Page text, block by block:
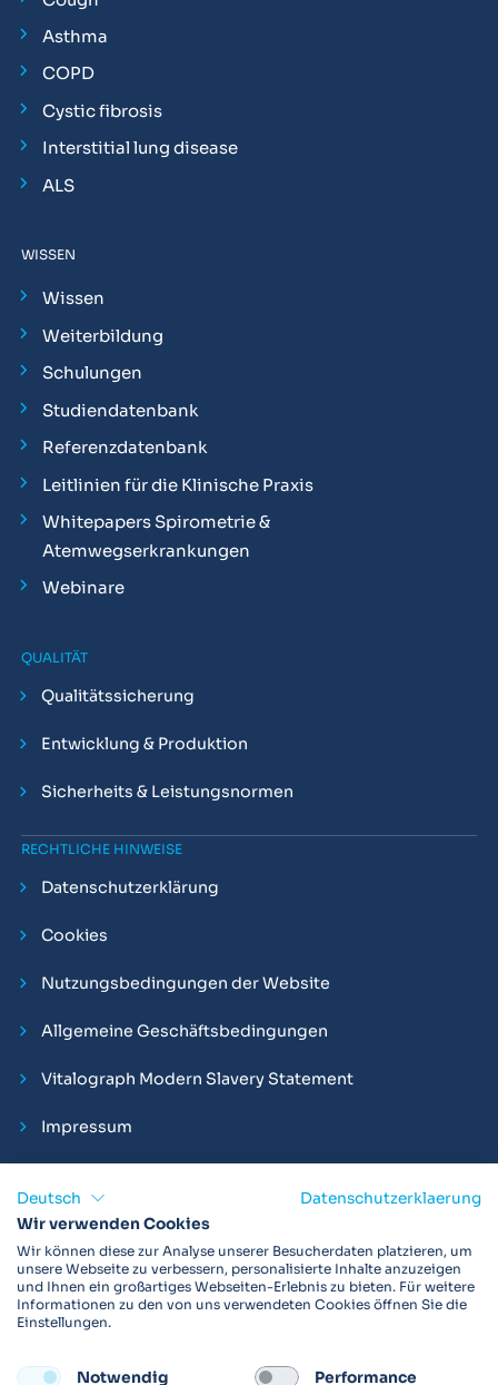
Asthma
COPD
Cystic fibrosis
Interstitial lung disease
ALS
WISSEN
Wissen
Weiterbildung
Schulungen
Studiendatenbank
Referenzdatenbank
Leitlinien für die Klinische Praxis
Whitepapers Spirometrie &
Atemwegserkrankungen
Webinare
QUALITÄT
Qualitätssicherung
Entwicklung & Produktion
Sicherheits & Leistungsnormen
RECHTLICHE HINWEISE
Datenschutzerklärung
Cookies
Nutzungsbedingungen der Website
Allgemeine Geschäftsbedingungen
Vitalograph Modern Slavery Statement
Impressum
Vitalograph ist ein internationaler Hersteller von Spirometern,
EKGs und Bakterien-Viren-Filtern zur sicheren
Lungenfunktionsdiagnostik. Darüber hinaus sind wir weltweit
als Technologie- und Service-Provider für klinische
Deutsch
Datenschutzerklaerung
Wir verwenden Cookies
Wir können diese zur Analyse unserer Besucherdaten platzieren, um
unsere Webseite zu verbessern, personalisierte Inhalte anzuzeigen
und Ihnen ein großartiges Webseiten-Erlebnis zu bieten. Für weitere
Informationen zu den von uns verwendeten Cookies öffnen Sie die
Einstellungen.
Notwendig Performance